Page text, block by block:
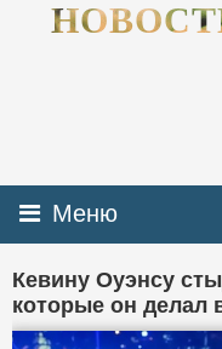
Меню
Кевину Оуэнсу
которые он делал